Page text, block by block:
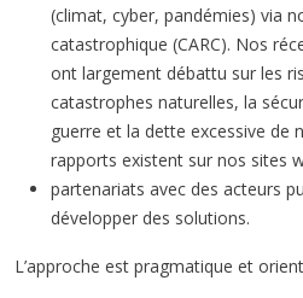
(climat, cyber, pandémies) via
catastrophique (CARC). Nos
ont largement débattu sur les
catastrophes naturelles, la
guerre et la dette excessive de
rapports existent sur nos sites
partenariats avec des acteurs
développer des solutions.
L’approche est pragmatique et